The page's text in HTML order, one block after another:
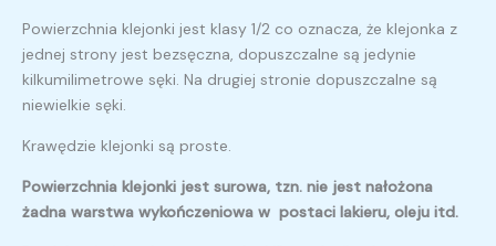
Powierzchnia klejonki jest klasy 1/2 co oznacza, że klejonka z
jednej strony jest bezsęczna, dopuszczalne są jedynie
kilkumilimetrowe sęki. Na drugiej stronie dopuszczalne są
niewielkie sęki.
Krawędzie klejonki są proste.
Powierzchnia klejonki jest surowa, tzn. nie jest nałożona
żadna warstwa wykończeniowa w postaci lakieru, oleju itd.